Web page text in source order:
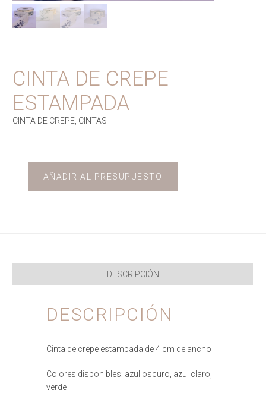
CINTA DE CREPE
ESTAMPADA
CINTA DE CREPE CINTAS
AÑADIR AL PRESUPUESTO
DESCRIPCIÓN
DESCRIPCIÓN
Cinta de crepe estampada de 4 cm de ancho
Colores disponibles: azul oscuro, azul claro,
verde